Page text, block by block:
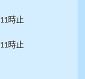
11時止
11時止